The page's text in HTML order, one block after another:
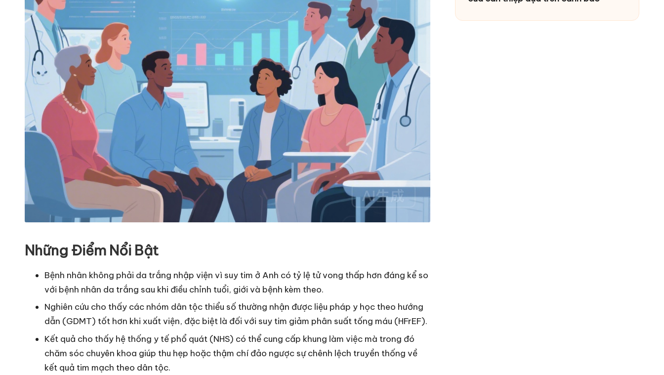
Những Điểm Nổi Bật
Bệnh nhân không phải da trắng nhập viện vì suy tim ở Anh có tỷ lệ tử vong thấp hơn đáng kể so
với bệnh nhân da trắng sau khi điều chỉnh tuổi, giới và bệnh kèm theo.
Nghiên cứu cho thấy các nhóm dân tộc thiểu số thường nhận được liệu pháp y học theo hướng
dẫn (GDMT) tốt hơn khi xuất viện, đặc biệt là đối với suy tim giảm phân suất tống máu (HFrEF).
Kết quả cho thấy hệ thống y tế phổ quát (NHS) có thể cung cấp khung làm việc mà trong đó
chăm sóc chuyên khoa giúp thu hẹp hoặc thậm chí đảo ngược sự chênh lệch truyền thống về
kết quả tim mạch theo dân tộc.